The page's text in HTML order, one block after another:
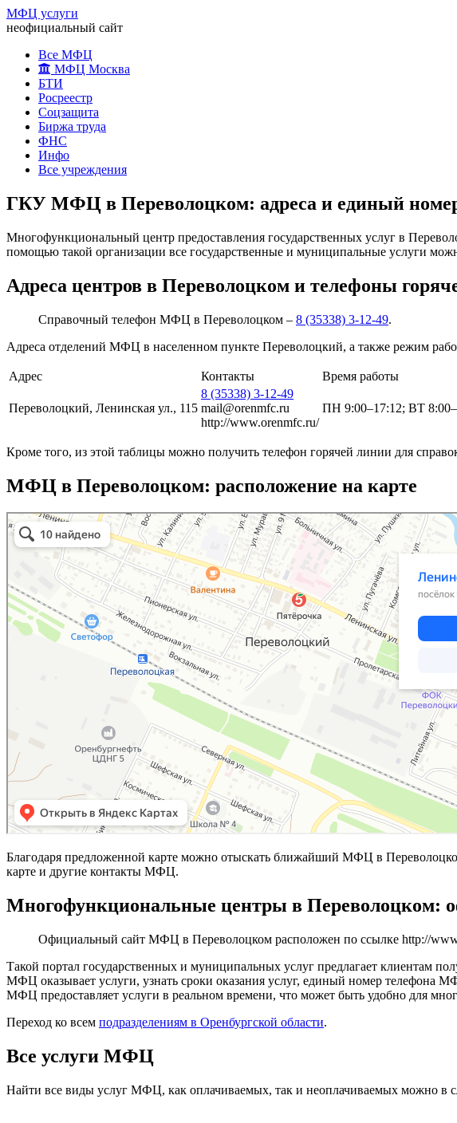
МФЦ услуги
неофициальный сайт
Все МФЦ
МФЦ Москва
БТИ
Росреестр
Соцзащита
Биржа труда
ФНС
Инфо
Все учреждения
ГКУ МФЦ в Переволоцком: адреса и единый
Многофункциональный центр предоставления государственных услуг в
помощью такой организации все государственные и муниципальные услуги
Адреса центров в Переволоцком и телефоны
Справочный телефон МФЦ в Переволоцком – 8 (35338) 3-12-49.
Адреса отделений МФЦ в населенном пункте Переволоцкий, а также режим
Адрес Контакты Время работы
Переволоцкий, Ленинская ул., 115
8 (35338) 3-12-49
mail@orenmfc.ru
http://www.orenmfc.ru/
ПН 9:00–17:12; ВТ
Кроме того, из этой таблицы можно получить телефон горячей линии для
МФЦ в Переволоцком: расположение на карте
Благодаря предложенной карте можно отыскать ближайший МФЦ в
карте и другие контакты МФЦ.
Многофункциональные центры в Переволоцком:
Официальный сайт МФЦ в Переволоцком расположен по ссылке http://
Такой портал государственных и муниципальных услуг предлагает клиентам
МФЦ оказывает услуги, узнать сроки оказания услуг, единый номер
МФЦ предоставляет услуги в реальном времени, что может быть удобно для
Переход ко всем подразделениям в Оренбургской области.
Все услуги МФЦ
Найти все виды услуг МФЦ, как оплачиваемых, так и неоплачиваемых можно в